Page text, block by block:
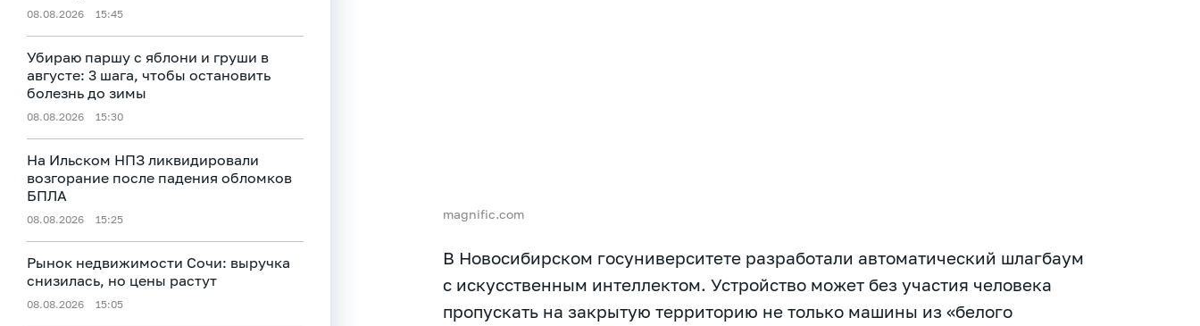
08.08.2026 15:45
Убираю паршу с яблони и груши в
августе: 3 шага, чтобы остановить
болезнь до зимы
08.08.2026 15:30
На Ильском НПЗ ликвидировали
возгорание после падения обломков
БПЛА
08.08.2026 15:25
Рынок недвижимости Сочи: выручка
снизилась, но цены растут
08.08.2026 15:05
magnific.com
В Новосибирском госуниверситете разработали автоматический шлагбаум
с искусственным интеллектом. Устройство может без участия человека
пропускать на закрытую территорию не только машины из «белого